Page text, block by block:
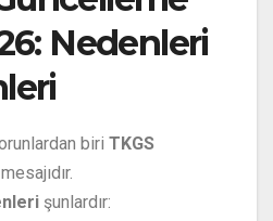
Nedenleri
biri TKGS
mesajıdır.
şunlardır: